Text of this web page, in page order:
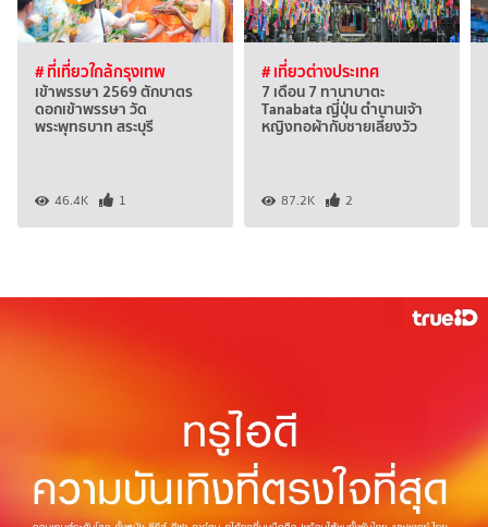
# ที่เที่ยวใกล้กรุงเทพ
เข้าพรรษา 2569 ตักบาตร
ดอกเข้าพรรษา วัด
พระพุทธบาท สระบุรี
46.4K 1
# เที่ยวต่างประเทศ
7 เดือน 7 ทานาบาตะ
Tanabata ญี่ปุ่น ตำนานเจ้า
หญิงทอผ้ากับชายเลี้ยงวัว
87.2K 2